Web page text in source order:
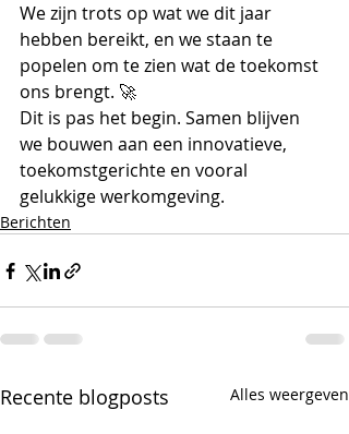
We zijn trots op wat we dit jaar
hebben bereikt, en we staan te
popelen om te zien wat de toekomst
ons brengt. 🚀
Dit is pas het begin. Samen blijven
we bouwen aan een innovatieve,
toekomstgerichte en vooral
gelukkige werkomgeving.
Berichten
Recente blogposts Alles weergeven